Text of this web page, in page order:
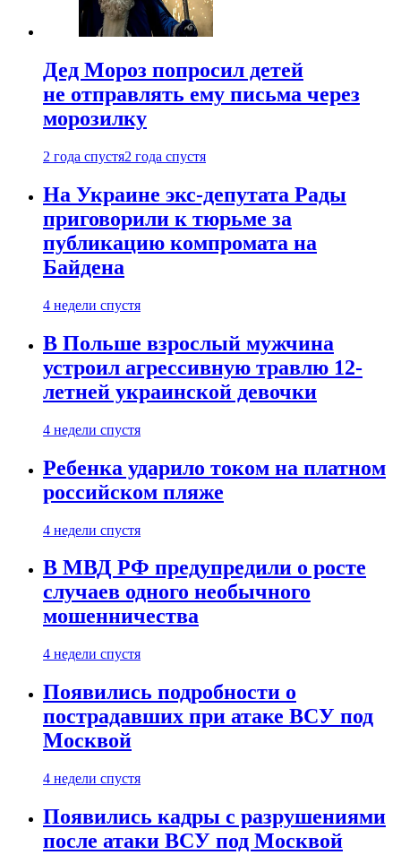
Дед Мороз попросил детей
не отправлять ему письма через
морозилку
2 года спустя2 года спустя
На Украине экс-депутата Рады
приговорили к тюрьме за
публикацию компромата на
Байдена
4 недели спустя
В Польше взрослый мужчина
устроил агрессивную травлю 12-
летней украинской девочки
4 недели спустя
Ребенка ударило током на платном
российском пляже
4 недели спустя
В МВД РФ предупредили о росте
случаев одного необычного
мошенничества
4 недели спустя
Появились подробности о
пострадавших при атаке ВСУ под
Москвой
4 недели спустя
Появились кадры с разрушениями
после атаки ВСУ под Москвой